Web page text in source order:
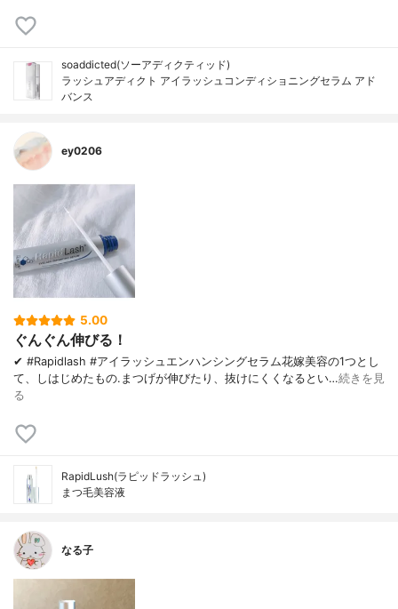
soaddicted(ソーアディクティッド)
ラッシュアディクト アイラッシュコンディショニングセラム アド
バンス
ey0206
5.00
ぐんぐん伸びる！
✔︎ #Rapidlash #アイラッシュエンハンシングセラム 花嫁美容の1つとし
て、しはじめたもの. まつげが伸びたり、 抜けにくくなるとい…続きを見
る
RapidLush(ラピッドラッシュ)
まつ毛美容液
なる子